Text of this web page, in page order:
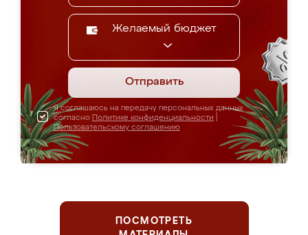
Желаемый бюджет
Отправить
Я соглашаюсь на передачу персональных данных
согласно Политике конфиденциальности
Пользовательскому соглашению
ПОСМОТРЕТЬ